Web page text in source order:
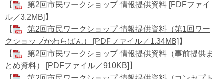
【
第2回市民ワークショップ 情報提供資料 [PDFファイ
ル／3.2MB] 】
【
第2回市民ワークショップ 情報提供資料（第1回ワー
クショップかわらばん） [PDFファイル／1.34MB] 】
【
第2回市民ワークショップ 情報提供資料（事前提供ま
とめ資料） [PDFファイル／910KB] 】